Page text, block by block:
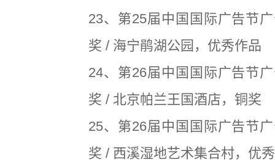
23、第25届中国国际广告节
奖 / 海宁鹃湖公园，优秀作品
24、第26届中国国际广告节
奖 / 北京帕兰王国酒店，铜奖
25、第26届中国国际广告节
奖 / 西溪湿地艺术集合村，优